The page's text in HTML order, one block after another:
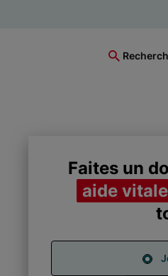
Faites un
aide vitale